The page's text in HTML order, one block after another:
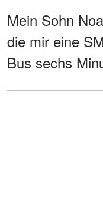
Mein Sohn
die mir eine
Bus sechs